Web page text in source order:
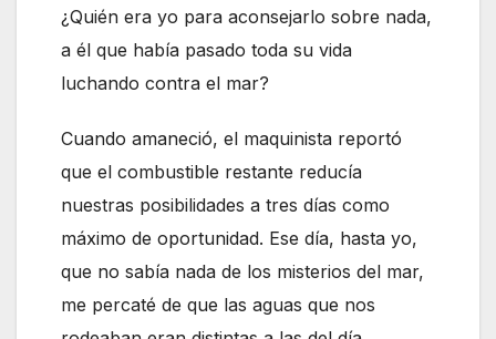
¿Quién era yo para aconsejarlo sobre nada,
a él que había pasado toda su vida
luchando contra el mar?
Cuando amaneció, el maquinista reportó
que el combustible restante reducía
nuestras posibilidades a tres días como
máximo de oportunidad. Ese día, hasta yo,
que no sabía nada de los misterios del mar,
me percaté de que las aguas que nos